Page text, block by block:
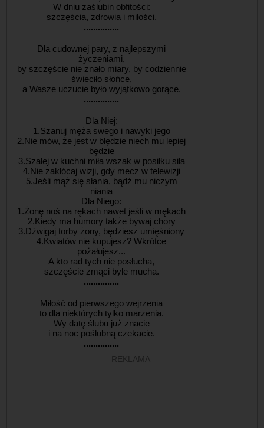
W dniu zaślubin obfitości:
szczęścia, zdrowia i miłości.
...............
Dla cudownej pary, z najlepszymi
życzeniami,
by szczęście nie znało miary, by codziennie
świeciło słońce,
a Wasze uczucie było wyjątkowo gorące.
...............
Dla Niej:
1.Szanuj męża swego i nawyki jego
2.Nie mów, że jest w błędzie niech mu lepiej
będzie
3.Szalej w kuchni miła wszak w posiłku siła
4.Nie zakłócaj wizji, gdy mecz w telewizji
5.Jeśli mąż się słania, bądź mu niczym
niania
Dla Niego:
1.Żonę noś na rękach nawet jeśli w mękach
2.Kiedy ma humory także bywaj chory
3.Dźwigaj torby żony, będziesz umięśniony
4.Kwiatów nie kupujesz? Wkrótce
pożałujesz...
A kto rad tych nie posłucha,
szczęście zmąci byle mucha.
...............
Miłość od pierwszego wejrzenia
to dla niektórych tylko marzenia.
Wy datę ślubu już znacie
i na noc poślubną czekacie.
...............
REKLAMA